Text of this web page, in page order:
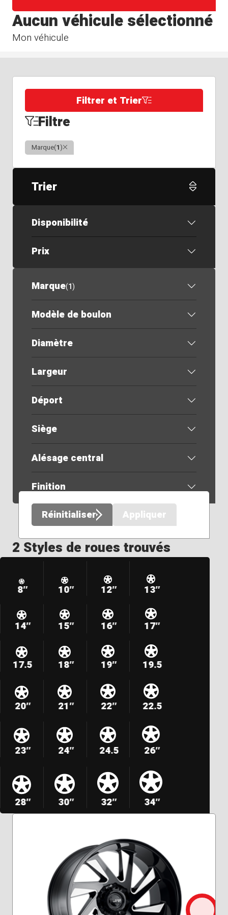
Mon véhicule
Aucun véhicule sélectionné
Filtrer et Trier
Filtre
Marque(1)Clair
Trier
Disponibilité
Prix
Marque(1)
Modèle de boulon
Diamètre
Largeur
Déport
Siège
Alésage central
Finition
Réinitialiser
Appliquer
2 Styles de roues trouvés
8″ 10″ 12″ 13″
14″ 15″ 16″ 17″
17.5 18″ 19″ 19.5
20″ 21″ 22″ 22.5
23″ 24″ 24.5 26″
28″ 30″ 32″ 34″